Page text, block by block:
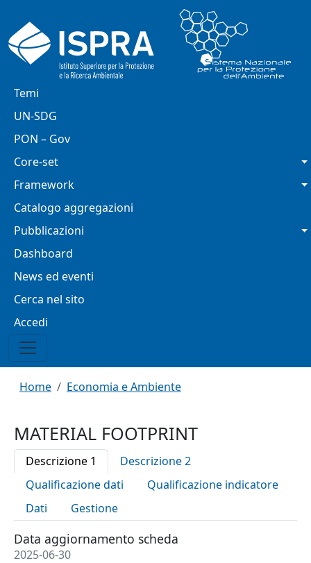
Navigazione principale
Temi
UN-SDG
PON – Gov
Core-set
Framework
Catalogo aggregazioni
Pubblicazioni
Dashboard
News ed eventi
Cerca nel sito
Menu profilo utente
Accedi
Briciole di pane
Home Economia e Ambiente
MATERIAL FOOTPRINT
Descrizione 1
Descrizione 2
Qualificazione dati
Qualificazione indicatore
Dati
Gestione
Data aggiornamento scheda
2025-06-30